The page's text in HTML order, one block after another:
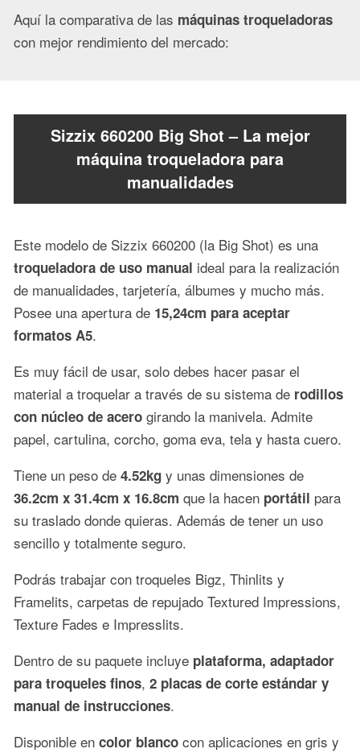
Aquí la comparativa de las máquinas troqueladoras
con mejor rendimiento del mercado:
Sizzix 660200 Big Shot – La mejor
máquina troqueladora para
manualidades
Este modelo de Sizzix 660200 (la Big Shot) es una
troqueladora de uso manual ideal para la realización
de manualidades, tarjetería, álbumes y mucho más.
Posee una apertura de 15,24cm para aceptar
formatos A5.
Es muy fácil de usar, solo debes hacer pasar el
material a troquelar a través de su sistema de rodillos
con núcleo de acero girando la manivela. Admite
papel, cartulina, corcho, goma eva, tela y hasta cuero.
Tiene un peso de 4.52kg y unas dimensiones de
36.2cm x 31.4cm x 16.8cm que la hacen portátil para
su traslado donde quieras. Además de tener un uso
sencillo y totalmente seguro.
Podrás trabajar con troqueles Bigz, Thinlits y
Framelits, carpetas de repujado Textured Impressions,
Texture Fades e Impresslits.
Dentro de su paquete incluye plataforma, adaptador
para troqueles finos, 2 placas de corte estándar y
manual de instrucciones.
Disponible en color blanco con aplicaciones en gris y